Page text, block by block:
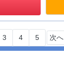
3 4 5 次へ